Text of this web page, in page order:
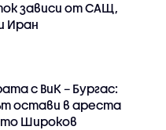
зависи от САЩ,
Иран
с ВиК – Бургас:
остави в ареста
Широков